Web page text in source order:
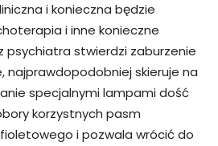
i konieczna będzie
i inne konieczne
psychiatra stwierdzi zaburzenie
najprawdopodobniej skieruje na
specjalnymi lampami dość
korzystnych pasm
i pozwala wrócić do